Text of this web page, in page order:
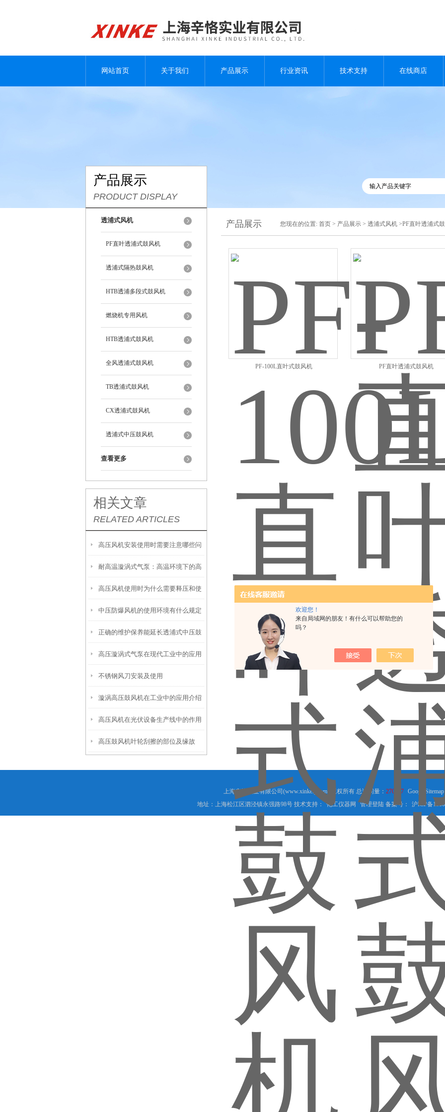
欢迎您！
来自局域网的朋友！有什么可以帮助您的
吗？
网站首页 关于我们 产品展示 行业资讯 技术支持 在线商店
产品展示
PRODUCT DISPLAY
透浦式风机
PF直叶透浦式鼓风机
透浦式隔热鼓风机
HTB透浦多段式鼓风机
燃烧机专用风机
HTB透浦式鼓风机
全风透浦式鼓风机
TB透浦式鼓风机
CX透浦式鼓风机
透浦式中压鼓风机
查看更多
相关文章
RELATED ARTICLES
高压风机安装使用时需要注意哪些问
题
耐高温漩涡式气泵：高温环境下的高
效气流解决方案
高压风机使用时为什么需要释压和使
用过滤器
中压防爆风机的使用环境有什么规定
正确的维护保养能延长透浦式中压鼓
风机使用寿命
高压漩涡式气泵在现代工业中的应用
不锈钢风刀安装及使用
漩涡高压鼓风机在工业中的应用介绍
高压风机在光伏设备生产线中的作用
有哪些？
高压鼓风机叶轮刮擦的部位及缘故
产品展示 您现在的位置: 首页 > 产品展示 > 透浦式风机 >PF直叶透浦式
PF-100L直叶式鼓风机 PF直叶透浦式鼓风机
上海辛恪实业有限公司(www.xinkefj.com) 版权所有 总访问量： 270897 GoogleSitemap
地址：上海松江区泗泾镇永强路98号 技术支持：
化工仪器网 管理登陆备案号： 沪ICP备